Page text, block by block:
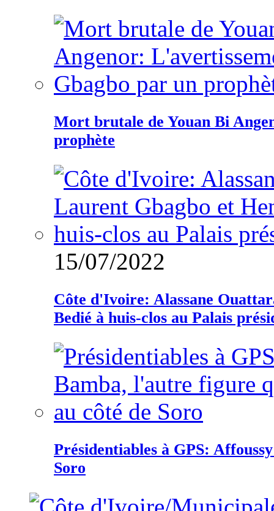
Mort brutale de Youan Bi
prophète
15/07/2022
Côte d'Ivoire: Alassane
Bedié à huis-clos au Palais
Présidentiables à GPS:
Soro